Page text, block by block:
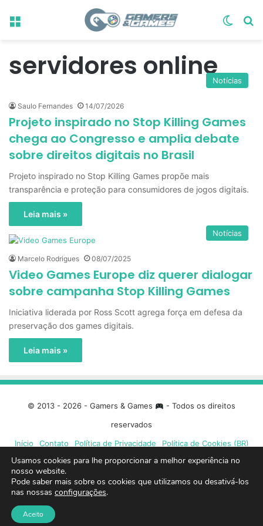
Menu
servidores onlineNotícias
Saulo Fernandes 14/07/2026
Projeto inspirado no Stop Killing Games
chega ao Congresso e amplia debate
sobre direitos digitais no Brasil
Projeto inspirado no Stop Killing Games propõe mais
transparência e proteção para consumidores de jogos digitais.
Leia mais »
Notícias
Marcelo Rodrigues 08/07/2025
Video Games Europe diz querer dialogar
sobre campanha Stop Killing Games
Iniciativa liderada por Ross Scott agrega força em defesa da
preservação dos games digitais.
Leia mais »
© 2013 - 2026 - Gamers & Games
- Todos os direitos
reservados
Início
Contato Política de Privacidade Política de Cookies (BR)
Facebook
X
Usamos cookies para lhe proporcionar a melhor experiência no
nosso website.
Pode saber mais sobre os cookies que utilizamos ou desativá-los
nas nossas configurações.
Aceito